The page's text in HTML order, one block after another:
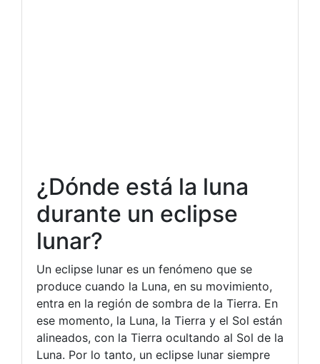
¿Dónde está la luna
durante un eclipse
lunar?
Un eclipse lunar es un fenómeno que se
produce cuando la Luna, en su movimiento,
entra en la región de sombra de la Tierra. En
ese momento, la Luna, la Tierra y el Sol están
alineados, con la Tierra ocultando al Sol de la
Luna. Por lo tanto, un eclipse lunar siempre